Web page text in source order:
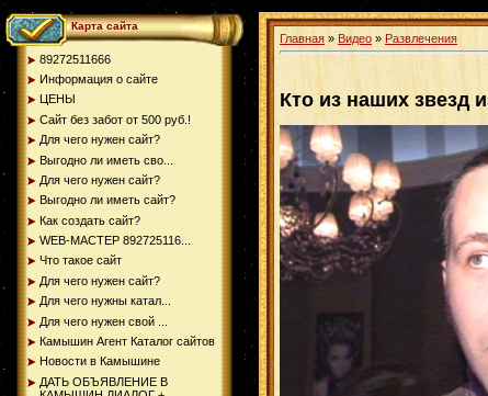
Карта сайта
89272511666
Информация о сайте
ЦЕНЫ
Сайт без забот от 500 руб.!
Для чего нужен сайт?
Выгодно ли иметь сво...
Для чего нужен сайт?
Выгодно ли иметь сайт?
Как создать сайт?
WEB-МАСТЕР 892725116...
Что такое сайт
Для чего нужен сайт?
Для чего нужны катал...
Для чего нужен свой ...
Камышин Агент Каталог сайтов
Новости в Камышине
ДАТЬ ОБЪЯВЛЕНИЕ В
Главная » Видео » Развлечения
Кто из наших звезд